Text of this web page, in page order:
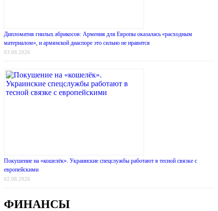
Дипломатия гнилых абрикосов: Армения для Европы оказалась «расходным
материалом», и армянской диаспоре это сильно не нравится
03.08.2026
Покушение на «кошелёк». Украинские спецслужбы работают в тесной связке с
европейскими
02.08.2026
ФИНАНСЫ